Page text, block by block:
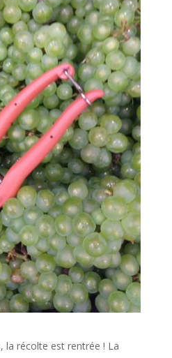
la récolte est rentrée ! La